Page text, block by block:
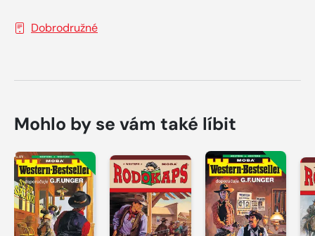
Dobrodružné
Mohlo by se vám také líbit